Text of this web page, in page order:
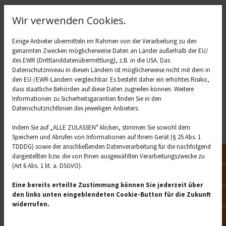
gehört Borreliose, eine Bakterieninfektion, die
verschiedene Organsysteme befallen kann - schützen
draußen abends gründlich nach Zecken abgesucht
werden. Natürlich empfiehlt sich auch für Erwachsene
eine Impfung, denn die schlimmen Auswirkungen der
Krankheit treffen vor allem Personen über 50 Jahren.
Für die Grundimmunisierung braucht es drei Dosen, ein
bis drei Monate nach der ersten Dosis erfolgt die zweite
dazu. Eine Auffrischungsimpfung wird nach drei Jahren
empfohlen, weiter dann alle fünf Jahre.
Weitere Maßnahmen gegen
Zecken ergreifen
Wer draußen unterwegs ist und sich durch Gebüsch oder
hohe Gräser bewegt, der sollte auf lange und
Wir verwenden Cookies.
Einige Anbieter übermitteln im Rahmen von der Verarbeitung zu den
genannten Zwecken möglicherweise Daten an Länder außerhalb der EU/
des EWR (Drittlanddatenübermittlung), z.B. in die USA. Das
Datenschutzniveau in diesen Ländern ist möglicherweise nicht mit dem in
den EU-/EWR-Ländern vergleichbar. Es besteht daher ein erhöhtes Risiko,
dass staatliche Behörden auf diese Daten zugreifen können. Weitere
Informationen zu Sicherheitsgarantien finden Sie in den
Datenschutzrichtlinien des jeweiligen Anbieters.
Indem Sie auf „ALLE ZULASSEN" klicken, stimmen Sie sowohl dem
Speichern und Abrufen von Informationen auf Ihrem Gerät (§ 25 Abs. 1
TDDDG) sowie der anschließenden Datenverarbeitung für die nachfolgend
dargestellten bzw. die von Ihnen ausgewählten Verarbeitungszwecke zu
(Art 6 Abs. 1 lit. a. DSGVO).
Eine bereits erteilte Zustimmung können Sie jederzeit über
den links unten eingeblendeten Cookie-Button für die Zukunft
widerrufen.